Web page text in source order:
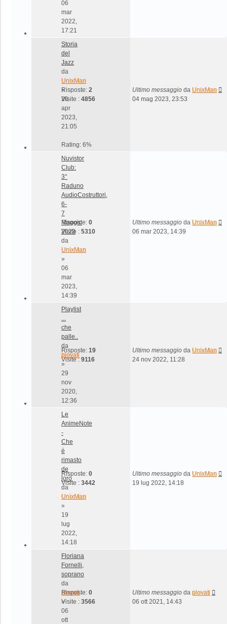
06
mar
2022,
17:21
Storia
del
Jazz
da
UnixMan
»
20
apr
2023,
21:05
Rating: 6%
Risposte: 2
Visite : 4856
Ultimo messaggio da UnixMan
04 mag 2023, 23:53
Nuvistor
Club:
3°
Raduno
AudioCostruttori,
6-
7
Maggio
2023
da
UnixMan
»
06
mar
2023,
14:39
Risposte: 0
Visite : 5310
Ultimo messaggio da UnixMan
06 mar 2023, 14:39
Playlist
che
palle..
da
plovati
»
29
nov
2020,
12:36
Risposte: 19
Visite : 9116
Ultimo messaggio da UnixMan
24 nov 2022, 11:28
Le
AnimeNote
-
Che
è
rimasto
de
loro
da
UnixMan
»
19
lug
2022,
14:18
Risposte: 0
Visite : 3442
Ultimo messaggio da UnixMan
19 lug 2022, 14:18
Floriana
Fornelli,
soprano
da
plovati
»
06
ott
Risposte: 0
Visite : 3566
Ultimo messaggio da plovati
06 ott 2021, 14:43